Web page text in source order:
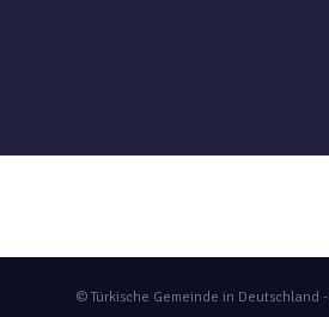
© Türkische Gemeinde in Deutschland -